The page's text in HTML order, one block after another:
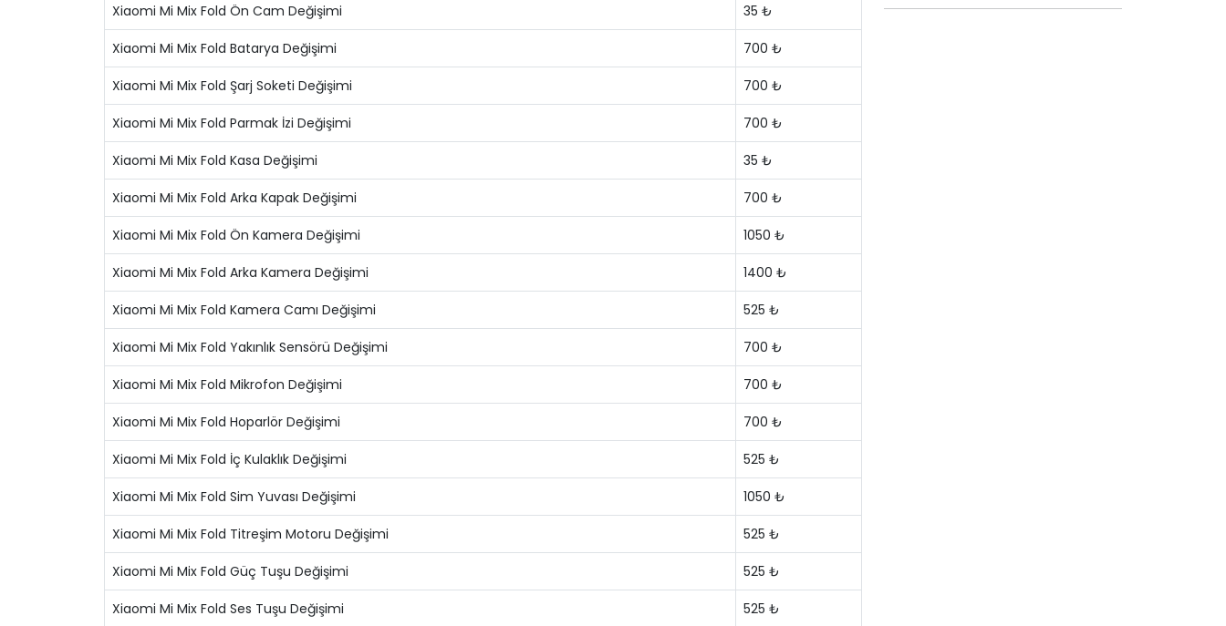
Xiaomi Mi Mix Fold Ön Cam Değişimi 35 ₺
Xiaomi Mi Mix Fold Batarya Değişimi 700 ₺
Xiaomi Mi Mix Fold Şarj Soketi Değişimi 700 ₺
Xiaomi Mi Mix Fold Parmak İzi Değişimi 700 ₺
Xiaomi Mi Mix Fold Kasa Değişimi 35 ₺
Xiaomi Mi Mix Fold Arka Kapak Değişimi 700 ₺
Xiaomi Mi Mix Fold Ön Kamera Değişimi 1050 ₺
Xiaomi Mi Mix Fold Arka Kamera Değişimi 1400 ₺
Xiaomi Mi Mix Fold Kamera Camı Değişimi 525 ₺
Xiaomi Mi Mix Fold Yakınlık Sensörü Değişimi 700 ₺
Xiaomi Mi Mix Fold Mikrofon Değişimi 700 ₺
Xiaomi Mi Mix Fold Hoparlör Değişimi 700 ₺
Xiaomi Mi Mix Fold İç Kulaklık Değişimi 525 ₺
Xiaomi Mi Mix Fold Sim Yuvası Değişimi 1050 ₺
Xiaomi Mi Mix Fold Titreşim Motoru Değişimi 525 ₺
Xiaomi Mi Mix Fold Güç Tuşu Değişimi 525 ₺
Xiaomi Mi Mix Fold Ses Tuşu Değişimi 525 ₺